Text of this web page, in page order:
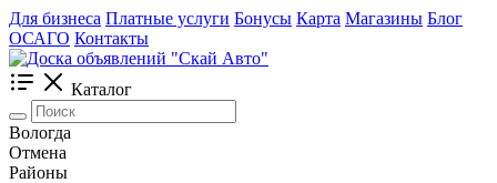
Для бизнеса Платные услуги Бонусы Карта Магазины Блог
ОСАГО Контакты
Каталог
Вологда
Отмена
Районы